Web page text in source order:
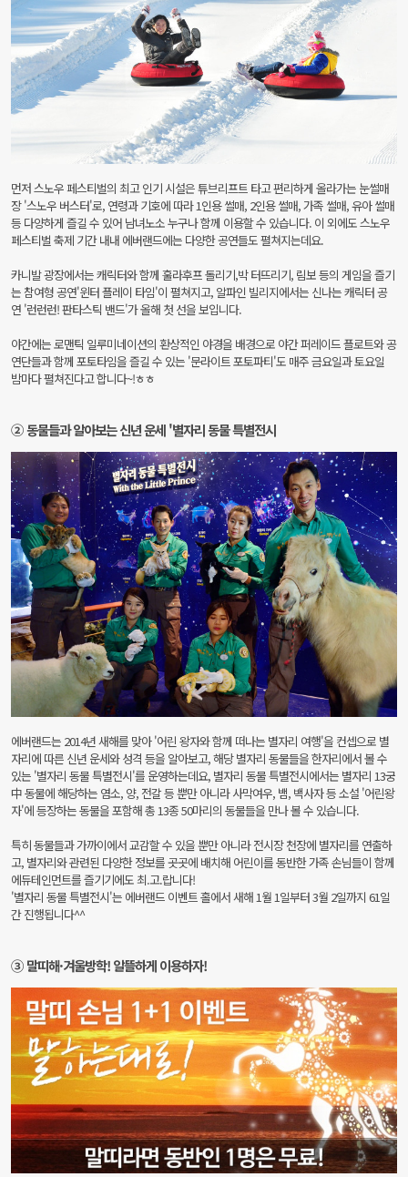
먼저 스노우 페스티벌의 최고 인기 시설은 튜브리프트 타고 편리하게 올라가는 눈썰매
장 '스노우 버스터'로, 연령과 기호에 따라 1인용 썰매, 2인용 썰매, 가족 썰매, 유아 썰매
등 다양하게 즐길 수 있어 남녀노소 누구나 함께 이용할 수 있습니다. 이 외에도 스노우
페스티벌 축제 기간 내내 에버랜드에는 다양한 공연들도 펼쳐지는데요.
카니발 광장에서는 캐릭터와 함께 훌라후프 돌리기,박 터뜨리기, 림보 등의 게임을 즐기
는 참여형 공연'윈터 플레이 타임'이 펼쳐지고, 알파인 빌리지에서는 신나는 캐릭터 공
연 '런런런! 판타스틱 밴드'가 올해 첫 선을 보입니다.
야간에는 로맨틱 일루미네이션의 환상적인 야경을 배경으로 야간 퍼레이드 플로트와 공
연단들과 함께 포토타임을 즐길 수 있는 '문라이트 포토파티'도 매주 금요일과 토요일
밤마다 펼쳐진다고 합니다~!ㅎㅎ
② 동물들과 알아보는 신년 운세 '별자리 동물 특별전시
에버랜드는 2014년 새해를 맞아 '어린 왕자와 함께 떠나는 별자리 여행'을 컨셉으로 별
자리에 따른 신년 운세와 성격 등을 알아보고, 해당 별자리 동물들을 한자리에서 볼 수
있는 '별자리 동물 특별전시'를 운영하는데요, 별자리 동물 특별전시에서는 별자리 13궁
中 동물에 해당하는 염소, 양, 전갈 등 뿐만 아니라 사막여우, 뱀, 백사자 등 소설 '어린왕
자'에 등장하는 동물을 포함해 총 13종 50마리의 동물들을 만나 볼 수 있습니다.
특히 동물들과 가까이에서 교감할 수 있을 뿐만 아니라 전시장 천장에 별자리를 연출하
고, 별자리와 관련된 다양한 정보를 곳곳에 배치해 어린이를 동반한 가족 손님들이 함께
에듀테인먼트를 즐기기에도 최.고.랍니다!
'별자리 동물 특별전시'는 에버랜드 이벤트 홀에서 새해 1월 1일부터 3월 2일까지 61일
간 진행됩니다^^
③ 말띠해·겨울방학! 알뜰하게 이용하자!